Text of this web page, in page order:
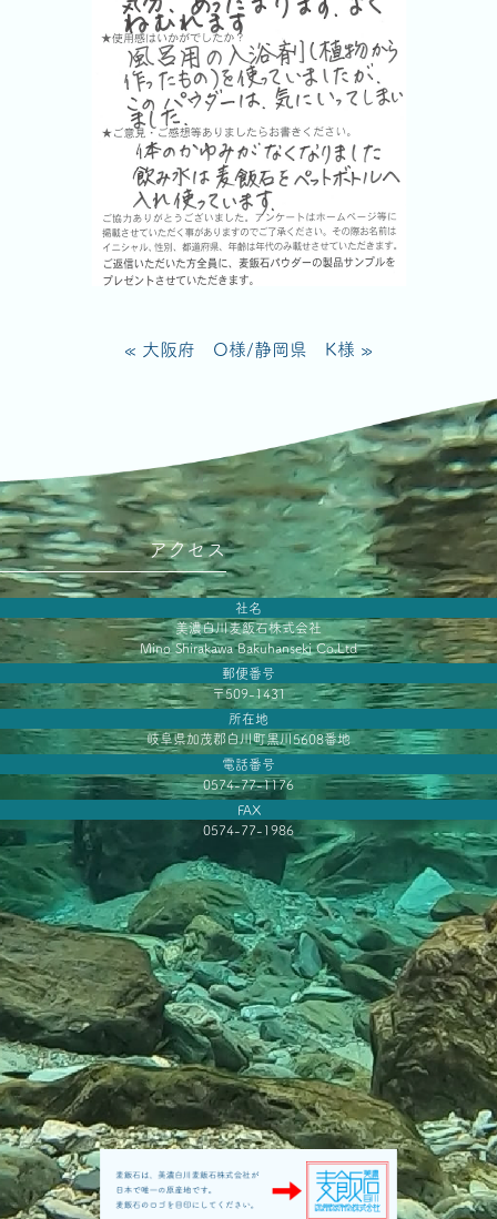
« 大阪府 O様/静岡県 K様 »
アクセス
社名
美濃白川麦飯石株式会社
Mino Shirakawa Bakuhanseki Co.Ltd
郵便番号
〒509-1431
所在地
岐阜県加茂郡白川町黒川5608番地
電話番号
0574-77-1176
FAX
0574-77-1986